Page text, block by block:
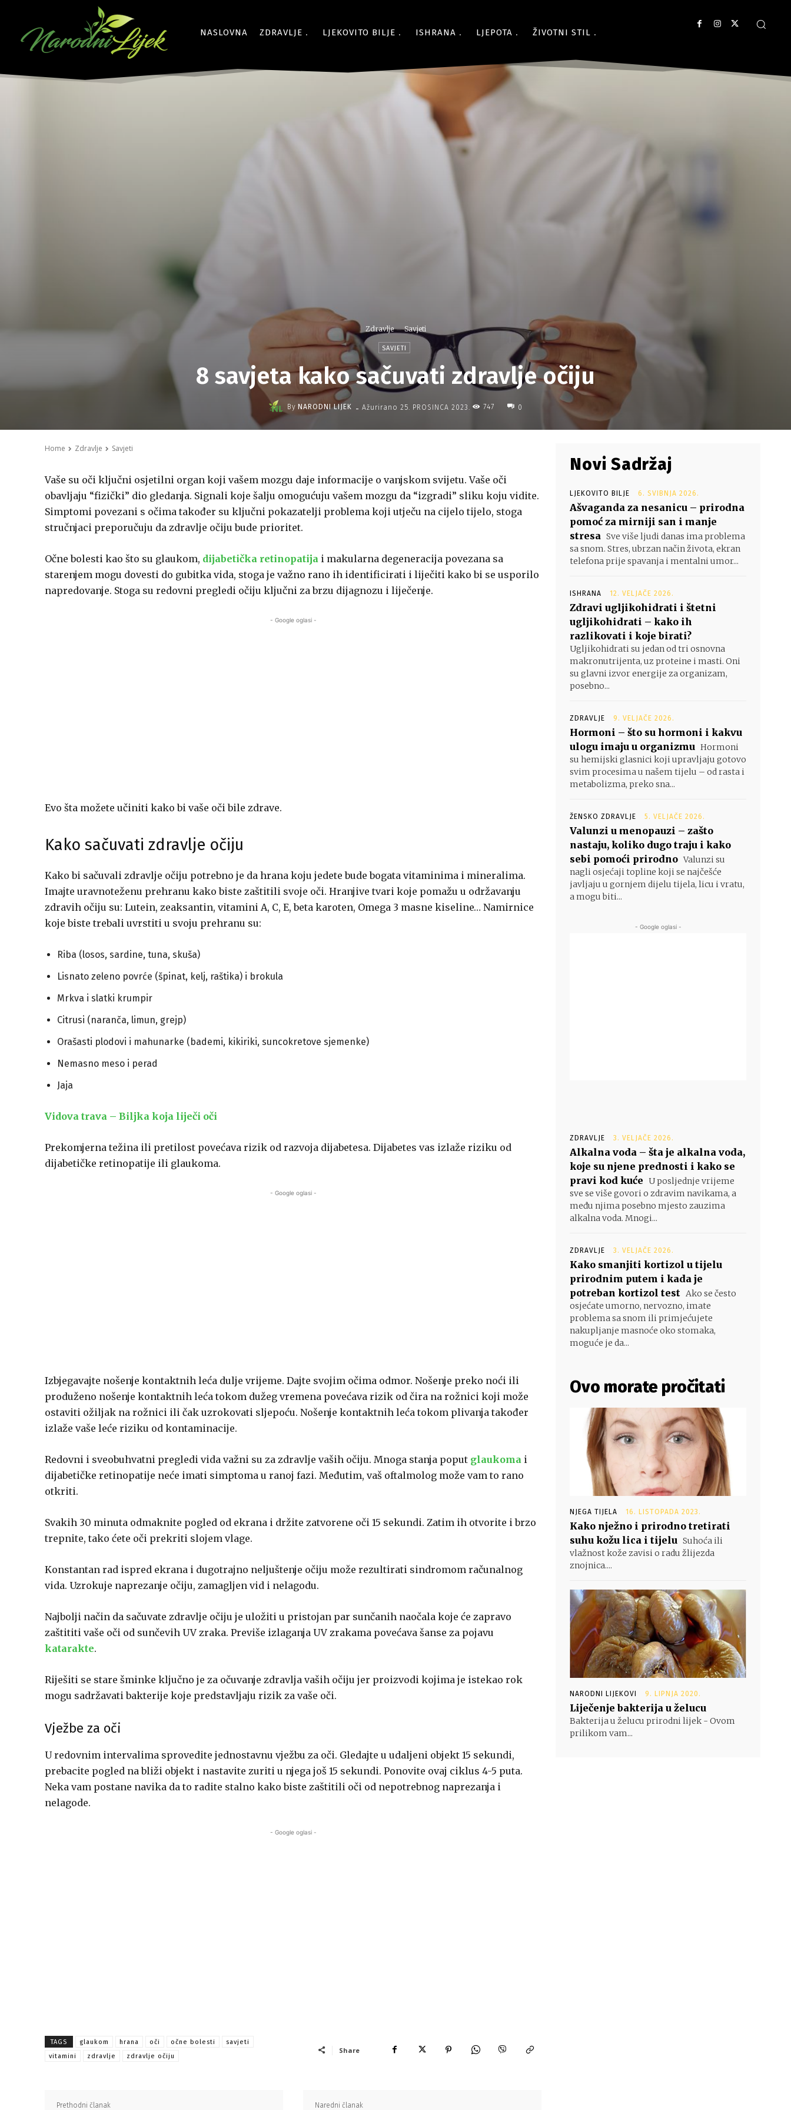
NASLOVNA ZDRAVLJE LJEKOVITO BILJE ISHRANA LJEPOTA ŽIVOTNI STIL
Zdravlje Savjeti
SAVJETI
8 savjeta kako sačuvati zdravlje očiju
By NARODNI LIJEK - Ažurirano 25. PROSINCA 2023. 747 0
Home Zdravlje Savjeti
Vaše su oči ključni osjetilni organ koji vašem mozgu daje informacije o vanjskom svijetu. Vaše oči
obavljaju “fizički” dio gledanja. Signali koje šalju omogućuju vašem mozgu da “izgradi” sliku koju vidite.
Simptomi povezani s očima također su ključni pokazatelji problema koji utječu na cijelo tijelo, stoga
stručnjaci preporučuju da zdravlje očiju bude prioritet.
Očne bolesti kao što su glaukom, dijabetička retinopatija i makularna degeneracija povezana sa
starenjem mogu dovesti do gubitka vida, stoga je važno rano ih identificirati i liječiti kako bi se usporilo
napredovanje. Stoga su redovni pregledi očiju ključni za brzu dijagnozu i liječenje.
- Google oglasi -
Evo šta možete učiniti kako bi vaše oči bile zdrave.
Kako sačuvati zdravlje očiju
Kako bi sačuvali zdravlje očiju potrebno je da hrana koju jedete bude bogata vitaminima i mineralima.
Imajte uravnoteženu prehranu kako biste zaštitili svoje oči. Hranjive tvari koje pomažu u održavanju
zdravih očiju su: Lutein, zeaksantin, vitamini A, C, E, beta karoten, Omega 3 masne kiseline… Namirnice
koje biste trebali uvrstiti u svoju prehranu su:
Riba (losos, sardine, tuna, skuša)
Lisnato zeleno povrće (špinat, kelj, raštika) i brokula
Mrkva i slatki krumpir
Citrusi (naranča, limun, grejp)
Orašasti plodovi i mahunarke (bademi, kikiriki, suncokretove sjemenke)
Nemasno meso i perad
Jaja
Vidova trava – Biljka koja liječi oči
Prekomjerna težina ili pretilost povećava rizik od razvoja dijabetesa. Dijabetes vas izlaže riziku od
dijabetičke retinopatije ili glaukoma.
- Google oglasi -
Izbjegavajte nošenje kontaktnih leća dulje vrijeme. Dajte svojim očima odmor. Nošenje preko noći ili
produženo nošenje kontaktnih leća tokom dužeg vremena povećava rizik od čira na rožnici koji može
ostaviti ožiljak na rožnici ili čak uzrokovati sljepoću. Nošenje kontaktnih leća tokom plivanja također
izlaže vaše leće riziku od kontaminacije.
Redovni i sveobuhvatni pregledi vida važni su za zdravlje vaših očiju. Mnoga stanja poput glaukoma i
dijabetičke retinopatije neće imati simptoma u ranoj fazi. Međutim, vaš oftalmolog može vam to rano
otkriti.
Svakih 30 minuta odmaknite pogled od ekrana i držite zatvorene oči 15 sekundi. Zatim ih otvorite i brzo
trepnite, tako ćete oči prekriti slojem vlage.
Konstantan rad ispred ekrana i dugotrajno neljuštenje očiju može rezultirati sindromom računalnog
vida. Uzrokuje naprezanje očiju, zamagljen vid i nelagodu.
Najbolji način da sačuvate zdravlje očiju je uložiti u pristojan par sunčanih naočala koje će zapravo
zaštititi vaše oči od sunčevih UV zraka. Previše izlaganja UV zrakama povećava šanse za pojavu
katarakte.
Riješiti se stare šminke ključno je za očuvanje zdravlja vaših očiju jer proizvodi kojima je istekao rok
mogu sadržavati bakterije koje predstavljaju rizik za vaše oči.
Vježbe za oči
U redovnim intervalima sprovedite jednostavnu vježbu za oči. Gledajte u udaljeni objekt 15 sekundi,
prebacite pogled na bliži objekt i nastavite zuriti u njega još 15 sekundi. Ponovite ovaj ciklus 4-5 puta.
Neka vam postane navika da to radite stalno kako biste zaštitili oči od nepotrebnog naprezanja i
nelagode.
- Google oglasi -
TAGS glaukom hrana oči očne bolesti
savjeti
vitamini
zdravlje zdravlje očiju
Share
Prethodni članak Naredni članak
Novi Sadržaj
LJEKOVITO BILJE 6. SVIBNJA 2026.
Ašvaganda za nesanicu – prirodna
pomoć za mirniji san i manje
stresa Sve više ljudi danas ima problema
sa snom. Stres, ubrzan način života, ekran
telefona prije spavanja i mentalni umor...
ISHRANA 12. VELJAČE 2026.
Zdravi ugljikohidrati i štetni
ugljikohidrati – kako ih
razlikovati i koje birati?
Ugljikohidrati su jedan od tri osnovna
makronutrijenta, uz proteine i masti. Oni
su glavni izvor energije za organizam,
posebno...
ZDRAVLJE 9. VELJAČE 2026.
Hormoni – što su hormoni i kakvu
ulogu imaju u organizmu Hormoni
su hemijski glasnici koji upravljaju gotovo
svim procesima u našem tijelu – od rasta i
metabolizma, preko sna...
ŽENSKO ZDRAVLJE 5. VELJAČE 2026.
Valunzi u menopauzi – zašto
nastaju, koliko dugo traju i kako
sebi pomoći prirodno Valunzi su
nagli osjećaji topline koji se najčešće
javljaju u gornjem dijelu tijela, licu i vratu,
a mogu biti...
- Google oglasi -
ZDRAVLJE 3. VELJAČE 2026.
Alkalna voda – šta je alkalna voda,
koje su njene prednosti i kako se
pravi kod kuće U posljednje vrijeme
sve se više govori o zdravim navikama, a
među njima posebno mjesto zauzima
alkalna voda. Mnogi...
ZDRAVLJE 3. VELJAČE 2026.
Kako smanjiti kortizol u tijelu
prirodnim putem i kada je
potreban kortizol test Ako se često
osjećate umorno, nervozno, imate
problema sa snom ili primjećujete
nakupljanje masnoće oko stomaka,
moguće je da...
Ovo morate pročitati
NJEGA TIJELA 16. LISTOPADA 2023.
Kako nježno i prirodno tretirati
suhu kožu lica i tijelu Suhoća ili
vlažnost kože zavisi o radu žlijezda
znojnica....
NARODNI LIJEKOVI 9. LIPNJA 2020.
Liječenje bakterija u želucu
Bakterija u želucu prirodni lijek - Ovom
prilikom vam...